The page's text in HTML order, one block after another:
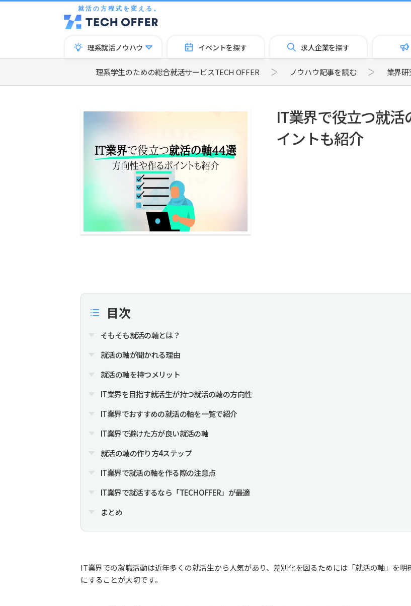
就活の方程式を変える。
理系就活ノウハウ イベントを探す 求人企業を探す
理系学生のための総合就活サービスTECH OFFER ノウハウ記事を読む 業界
IT業界で役立つ就
イントも紹介
目次
そもそも就活の軸とは？
就活の軸が聞かれる理由
就活の軸を持つメリット
IT業界を目指す就活生が持つ就活の軸の方向性
IT業界でおすすめの就活の軸を一覧で紹介
IT業界で避けた方が良い就活の軸
就活の軸の作り方4ステップ
IT業界で就活の軸を作る際の注意点
IT業界で就活するなら「TECH OFFER」が最適
まとめ
IT業界での就職活動は近年多くの就活生から人気があり、差別化を図るためには「就活の軸」を明
にすることが大切です。